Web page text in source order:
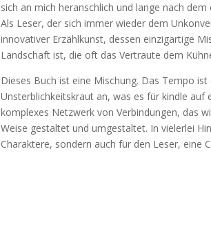
sich an mich heranschlich und lange nach
Als Leser, der sich immer wieder dem
innovativer Erzählkunst, dessen einzigartige
Landschaft ist, die oft das Vertraute dem
Dieses Buch ist eine Mischung. Das Tempo
Unsterblichkeitskraut an, was es für kindle auf
komplexes Netzwerk von Verbindungen, das
Weise gestaltet und umgestaltet. In vielerlei
Charaktere, sondern auch für den Leser, eine